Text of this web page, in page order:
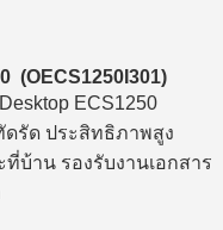
(OECS1250I301)
ECS1250
ดรัด ประสิทธิภาพสูง
บ้าน รองรับงานเอกสาร